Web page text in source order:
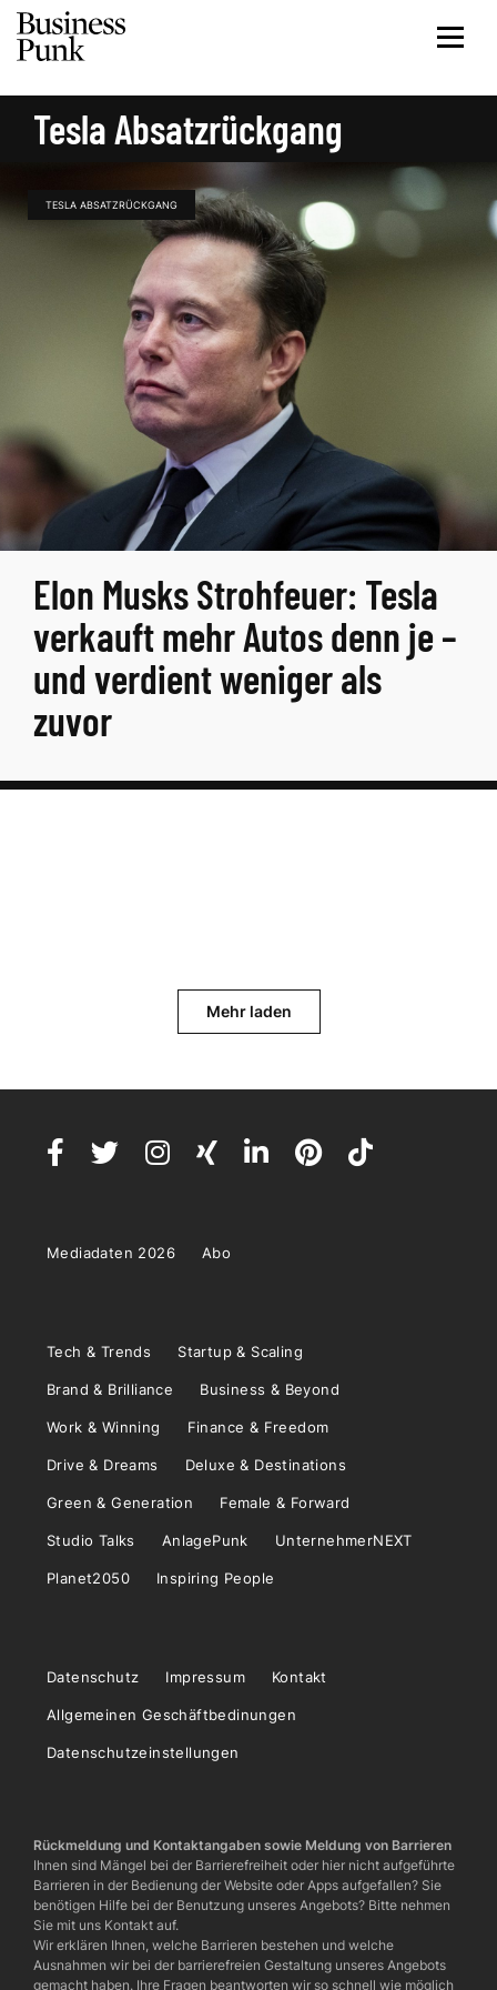
Tesla Absatzrückgang
TESLA ABSATZRÜCKGANG
Elon Musks Strohfeuer: Tesla
verkauft mehr Autos denn je –
und verdient weniger als
zuvor
Mehr laden
Mediadaten 2026 Abo
Tech & Trends Startup & Scaling
Brand & Brilliance Business & Beyond
Work & Winning Finance & Freedom
Drive & Dreams Deluxe & Destinations
Green & Generation Female & Forward
Studio Talks AnlagePunk UnternehmerNEXT
Planet2050 Inspiring People
Datenschutz Impressum Kontakt
Allgemeinen Geschäftbedinungen
Datenschutzeinstellungen
Rückmeldung und Kontaktangaben sowie Meldung von Barrieren
Ihnen sind Mängel bei der Barrierefreiheit oder hier nicht aufgeführte
Barrieren in der Bedienung der Website oder Apps aufgefallen? Sie
benötigen Hilfe bei der Benutzung unseres Angebots? Bitte nehmen
Sie mit uns Kontakt auf.
Wir erklären Ihnen, welche Barrieren bestehen und welche
Ausnahmen wir bei der barrierefreien Gestaltung unseres Angebots
gemacht haben. Ihre Fragen beantworten wir so schnell wie möglich